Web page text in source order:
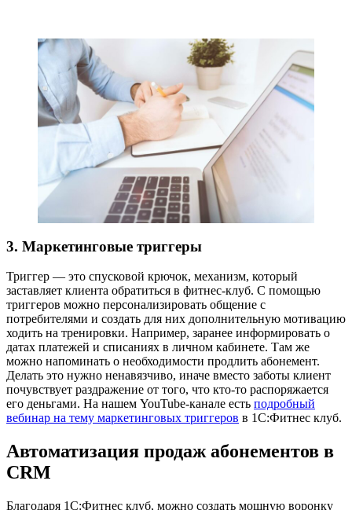
3. Маркетинговые триггеры
Триггер — это спусковой крючок, механизм, который
заставляет клиента обратиться в фитнес-клуб. С помощью
триггеров можно персонализировать общение с
потребителями и создать для них дополнительную мотивацию
ходить на тренировки. Например, заранее информировать о
датах платежей и списаниях в личном кабинете. Там же
можно напоминать о необходимости продлить абонемент.
Делать это нужно ненавязчиво, иначе вместо заботы клиент
почувствует раздражение от того, что кто-то распоряжается
его деньгами. На нашем YouTube-канале есть подробный
вебинар на тему маркетинговых триггеров в 1С:Фитнес клуб.
Автоматизация продаж абонементов в
CRM
Благодаря 1С:Фитнес клуб, можно создать мощную воронку